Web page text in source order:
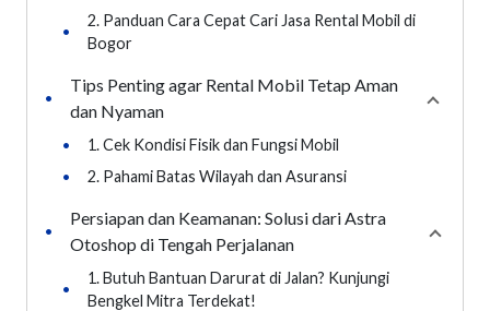
•
2. Panduan Cara Cepat Cari Jasa Rental Mobil di
Bogor
•
Tips Penting agar Rental Mobil Tetap Aman
dan Nyaman
•
1. Cek Kondisi Fisik dan Fungsi Mobil
•
2. Pahami Batas Wilayah dan Asuransi
•
Persiapan dan Keamanan: Solusi dari Astra
Otoshop di Tengah Perjalanan
•
1. Butuh Bantuan Darurat di Jalan? Kunjungi
Bengkel Mitra Terdekat!